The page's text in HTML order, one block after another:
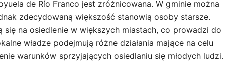
de Río Franco jest zróżnicowana. W gminie można
zdecydowaną większość stanowią osoby starsze.
się na osiedlenie w większych miastach, co prowadzi do
władze podejmują różne działania mające na celu
warunków sprzyjających osiedlaniu się młodych ludzi.